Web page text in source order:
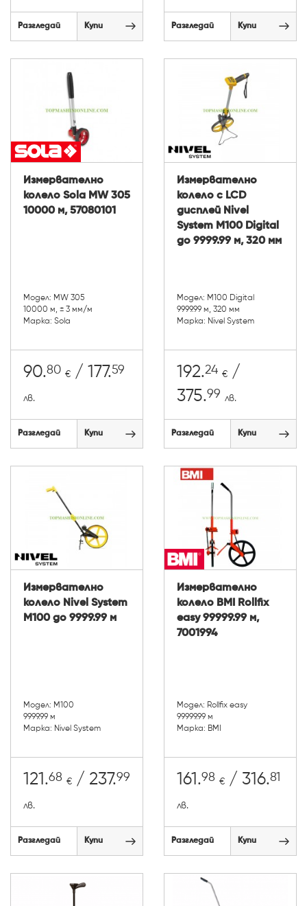
Разгледай Купи Разгледай Купи
Измервателно
колело Sola MW 305
10000 м, 57080101
Модел: MW 305
10000 м, ± 3 мм/м
Марка: Sola
90.80 € / 177.59
лв.
Разгледай Купи
Измервателно
колело с LCD
дисплей Nivel
System M100 Digital
до 9999.99 м, 320 мм
Модел: M100 Digital
9999.99 м, 320 мм
Марка: Nivel System
192.24 € /
375.99 лв.
Разгледай Купи
Измервателно
колело Nivel System
M100 до 9999.99 м
Модел: M100
9999.99 м
Марка: Nivel System
121.68 € / 237.99
лв.
Разгледай Купи
Измервателно
колело BMI Rollfix
easy 99999.99 м,
7001994
Модел: Rollfix easy
99999.99 м
Марка: BMI
161.98 € / 316.81
лв.
Разгледай Купи